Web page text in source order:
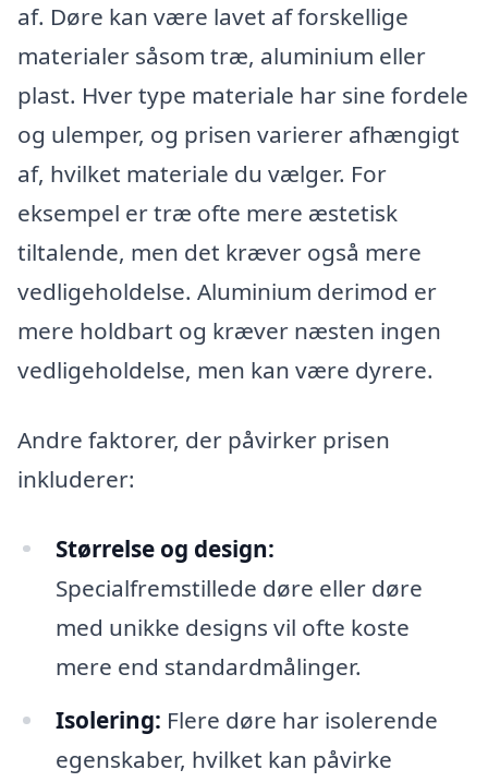
af. Døre kan være lavet af forskellige
materialer såsom træ, aluminium eller
plast. Hver type materiale har sine fordele
og ulemper, og prisen varierer afhængigt
af, hvilket materiale du vælger. For
eksempel er træ ofte mere æstetisk
tiltalende, men det kræver også mere
vedligeholdelse. Aluminium derimod er
mere holdbart og kræver næsten ingen
vedligeholdelse, men kan være dyrere.
Andre faktorer, der påvirker prisen
inkluderer:
Størrelse og design:
Specialfremstillede døre eller døre
med unikke designs vil ofte koste
mere end standardmålinger.
Isolering: Flere døre har isolerende
egenskaber, hvilket kan påvirke